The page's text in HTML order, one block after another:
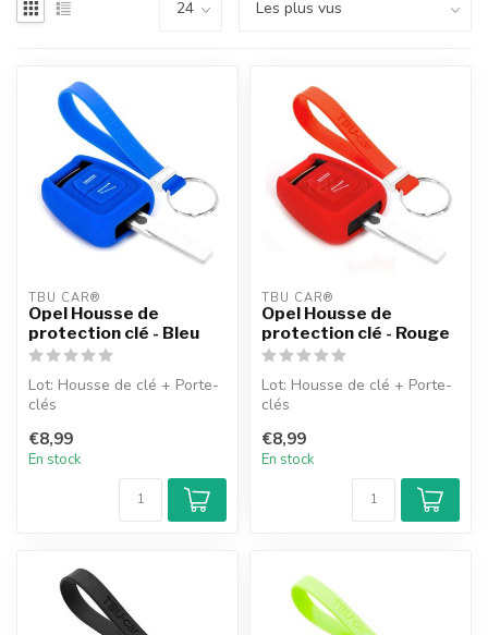
TBU CAR®
Opel Housse de
protection clé - Bleu
Lot: Housse de clé + Porte-
clés
€8,99
En stock
TBU CAR®
Opel Housse de
protection clé - Rouge
Lot: Housse de clé + Porte-
clés
€8,99
En stock